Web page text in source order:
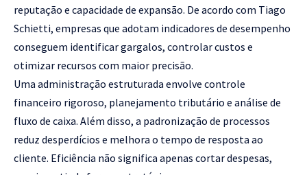
reputação e capacidade de expansão. De acordo com Tiago
Schietti, empresas que adotam indicadores de desempenho
conseguem identificar gargalos, controlar custos e
otimizar recursos com maior precisão.
Uma administração estruturada envolve controle
financeiro rigoroso, planejamento tributário e análise de
fluxo de caixa. Além disso, a padronização de processos
reduz desperdícios e melhora o tempo de resposta ao
cliente. Eficiência não significa apenas cortar despesas,